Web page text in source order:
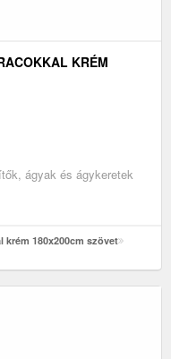
KRÉM
ágyak és ágykeretek
krém 180x200cm szövet